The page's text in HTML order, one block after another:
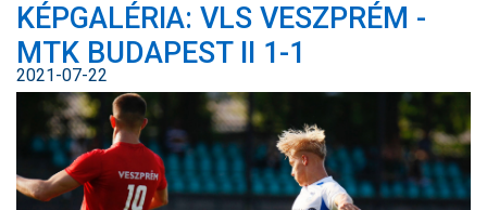
JEGYÉRTÉKESÍTÉS
WEBSHOP
STADION
EGYESÜLET
KAPCSOLAT
NYITÓLAP
HÍREK
KÉPGALÉRIA: VLS VESZPRÉM -
MTK BUDAPEST II 1-1
2021-07-22